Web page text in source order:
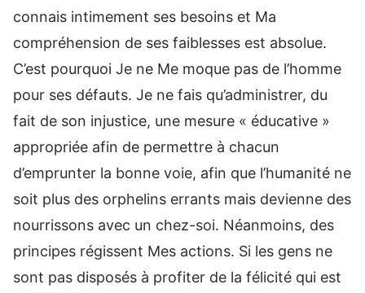
connais intimement ses besoins et Ma
compréhension de ses faiblesses est absolue.
C’est pourquoi Je ne Me moque pas de l’homme
pour ses défauts. Je ne fais qu’administrer, du
fait de son injustice, une mesure « éducative »
appropriée afin de permettre à chacun
d’emprunter la bonne voie, afin que l’humanité ne
soit plus des orphelins errants mais devienne des
nourrissons avec un chez-soi. Néanmoins, des
principes régissent Mes actions. Si les gens ne
sont pas disposés à profiter de la félicité qui est